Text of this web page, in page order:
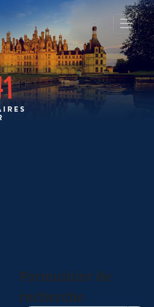
Formulaire de
recherche